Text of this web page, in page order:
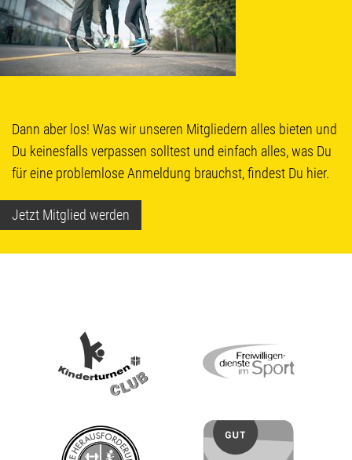
Dann aber los! Was wir unseren Mitgliedern alles bieten und
Du keinesfalls verpassen solltest und einfach alles, was Du
für eine problemlose Anmeldung brauchst, findest Du hier.
Jetzt Mitglied werden